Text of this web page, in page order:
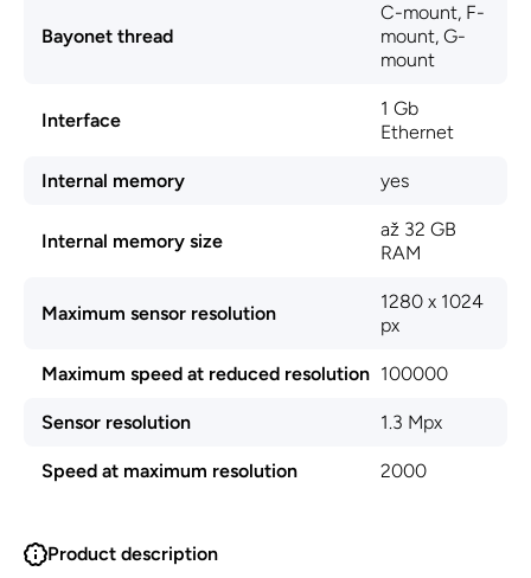
Bayonet thread
C-mount, F-
mount, G-
mount
Interface
1 Gb
Ethernet
Internal memory yes
Internal memory size
až 32 GB
RAM
Maximum sensor resolution
1280 x 1024
px
Maximum speed at reduced resolution 100000
Sensor resolution 1.3 Mpx
Speed ​​at maximum resolution 2000
Product description